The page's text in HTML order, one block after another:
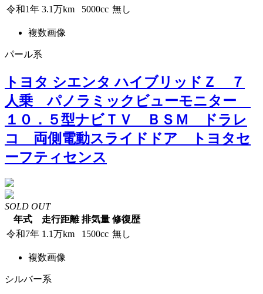
令和1年 3.1万km 5000cc 無し
複数画像
パール系
トヨタ シエンタ ハイブリッドＺ ７
人乗 パノラミックビューモニター
１０．５型ナビＴＶ ＢＳＭ ドラレ
コ 両側電動スライドドア トヨタセ
ーフティセンス
SOLD OUT
年式
走行距離 排気量 修復歴
令和7年 1.1万km 1500cc 無し
複数画像
シルバー系